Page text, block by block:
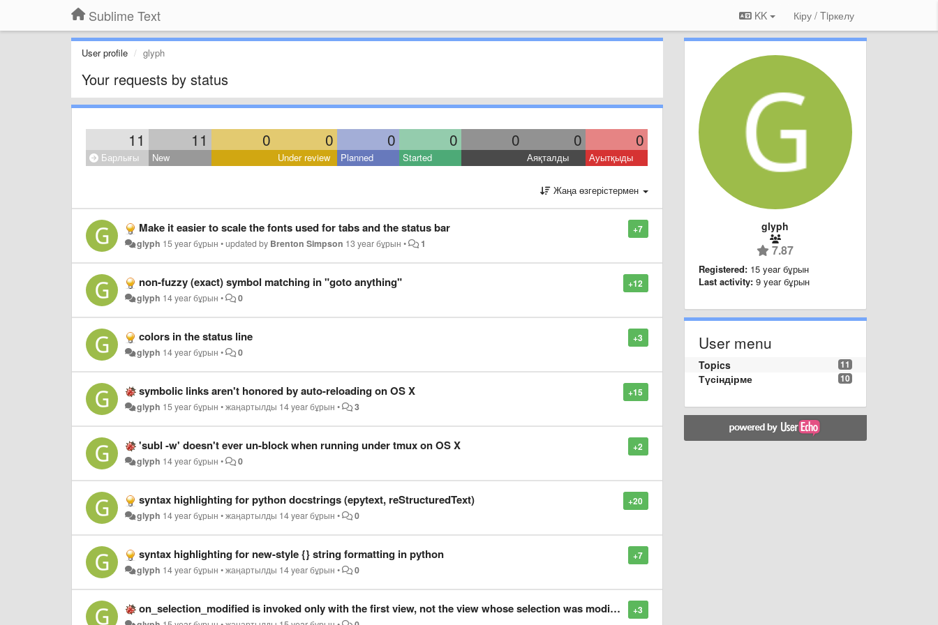
Sublime Text KK Кіру / Tiркелу
User profile glyph
Your requests by status
11 11 0 0 0 0 0 0 0
Барлығы New Under review Planned Started Аяқталды Ауытқыды
Жаңа өзгерістермен
+7
Make it easier to scale the fonts used for tabs and the status bar
glyph 15 year бұрын •updated by Brenton Simpson 13 year бұрын • 1
+12
non-fuzzy (exact) symbol matching in "goto anything"
glyph 14 year бұрын • 0
+3
colors in the status line
glyph 14 year бұрын • 0
+15
symbolic links aren't honored by auto-reloading on OS X
glyph 15 year бұрын •жаңартылды 14 year бұрын • 3
+2
'subl -w' doesn't ever un-block when running under tmux on OS X
glyph 14 year бұрын • 0
+20
syntax highlighting for python docstrings (epytext, reStructuredText)
glyph 14 year бұрын •жаңартылды 14 year бұрын • 0
+7
syntax highlighting for new-style {} string formatting in python
glyph 14 year бұрын •жаңартылды 14 year бұрын • 0
+3
on_selection_modified is invoked only with the first view, not the view whose selection was modified
glyph
7.87
Registered: 15 year бұрын
Last activity: 9 year бұрын
User menu
11
Topics
10
Түсіндірме